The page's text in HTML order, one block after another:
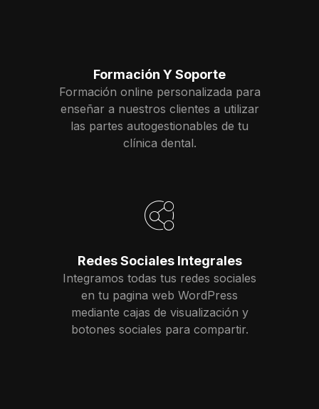
Formación Y Soporte
Formación online personalizada para
enseñar a nuestros clientes a utilizar
las partes autogestionables de tu
clínica dental.
Redes Sociales Integrales
Integramos todas tus redes sociales
en tu pagina web WordPress
mediante cajas de visualización y
botones sociales para compartir.